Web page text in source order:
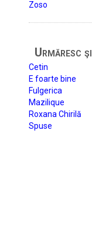
Zoso
Urmăresc şi
Cetin
E foarte bine
Fulgerica
Mazilique
Roxana Chirilă
Spuse